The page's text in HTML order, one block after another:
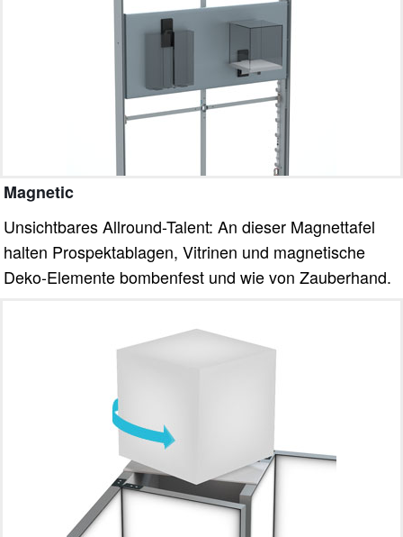
Magnetic
Unsichtbares Allround-Talent: An dieser Magnettafel
halten Prospektablagen, Vitrinen und magnetische
Deko-Elemente bombenfest und wie von Zauberhand.